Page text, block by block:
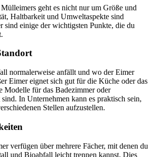
geht es nicht nur um Größe und
Haltbarkeit und Umweltaspekte sind
sind einige der wichtigsten Punkte, die du
normalerweise anfällt und wo der Eimer
Eimer eignet sich gut für die Küche oder das
Modelle für das Badezimmer oder
In Unternehmen kann es praktisch sein,
Stellen aufzustellen.
verfügen über mehrere Fächer, mit denen du
und Bioabfall leicht trennen kannst. Dies